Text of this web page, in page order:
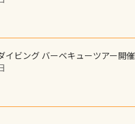
イビング バーベキューツアー開催